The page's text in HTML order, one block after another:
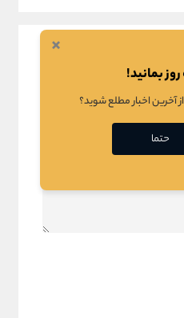
×
روز بمانید!
آخرین اخبار مطلع شوید؟
حتما